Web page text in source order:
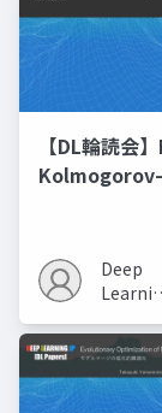
【DL輪読会
Deep